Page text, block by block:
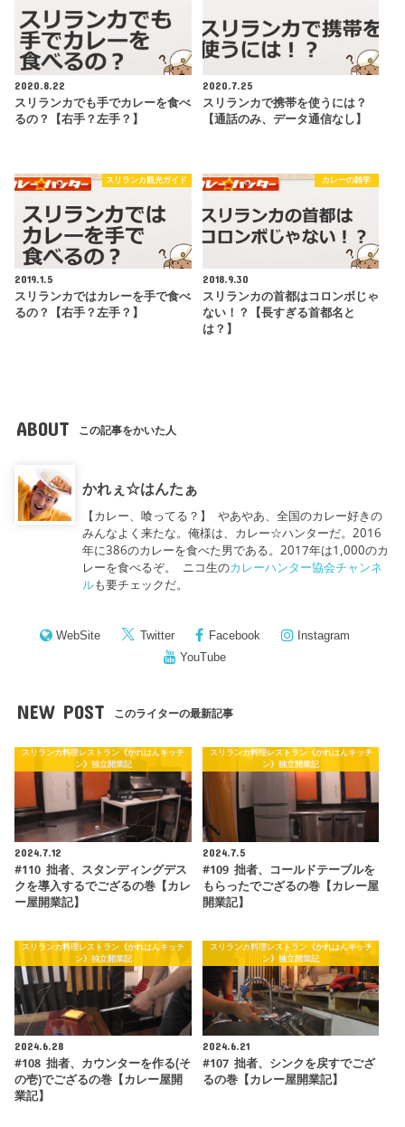
2020.8.22
スリランカでも手でカレーを食べ
るの？【右手？左手？】
2020.7.25
スリランカで携帯を使うには？
【通話のみ、データ通信なし】
スリランカ観光ガイド
2019.1.5
スリランカではカレーを手で食べ
るの？【右手？左手？】
カレーの雑学
2018.9.30
スリランカの首都はコロンボじゃ
ない！？【長すぎる首都名と
は？】
ABOUT この記事をかいた人
かれぇ☆はんたぁ
【カレー、喰ってる？】 やあやあ、全国のカレー好きの
みんなよく来たな。俺様は、カレー☆ハンターだ。2016
年に386のカレーを食べた男である。2017年は1,000のカ
レーを食べるぞ。 ニコ生のカレーハンター協会チャンネ
ルも要チェックだ。
WebSite Twitter Facebook
Instagram
YouTube
NEW POST このライターの最新記事
スリランカ料理レストラン《かれはんキッチ
ン》独立開業記
2024.7.12
#110 拙者、スタンディングデス
クを導入するでござるの巻【カレ
ー屋開業記】
スリランカ料理レストラン《かれはんキッチ
ン》独立開業記
2024.7.5
#109 拙者、コールドテーブルを
もらったでござるの巻【カレー屋
開業記】
スリランカ料理レストラン《かれはんキッチ
ン》独立開業記
2024.6.28
#108 拙者、カウンターを作る(そ
の壱)でござるの巻【カレー屋開
業記】
スリランカ料理レストラン《かれはんキッチ
ン》独立開業記
2024.6.21
#107 拙者、シンクを戻すでござ
るの巻【カレー屋開業記】